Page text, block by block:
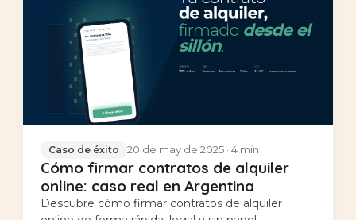
Caso de éxito 20 de may de 2025 · 4 min
Cómo firmar contratos de alquiler
online: caso real en Argentina
Descubre cómo firmar contratos de alquiler